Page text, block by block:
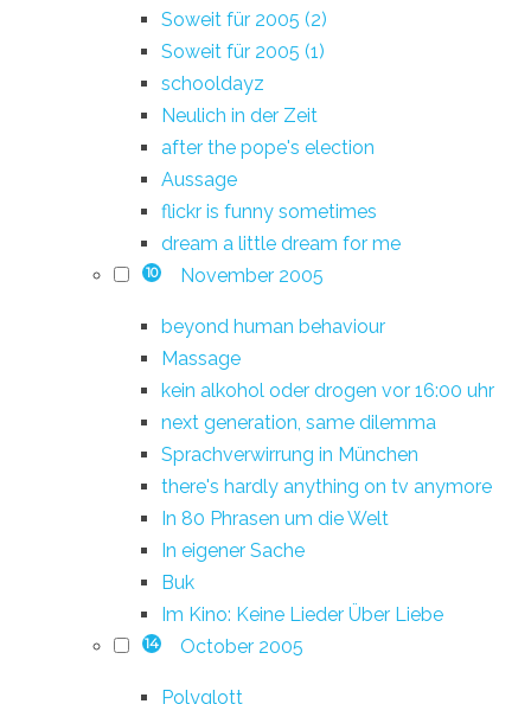
Soweit für 2005 (2)
Soweit für 2005 (1)
schooldayz
Neulich in der Zeit
after the pope's election
Aussage
flickr is funny sometimes
dream a little dream for me
10 November 2005
beyond human behaviour
Massage
kein alkohol oder drogen vor 16:00 uhr
next generation, same dilemma
Sprachverwirrung in München
there's hardly anything on tv anymore
In 80 Phrasen um die Welt
In eigener Sache
Buk
Im Kino: Keine Lieder Über Liebe
14 October 2005
Polyglott